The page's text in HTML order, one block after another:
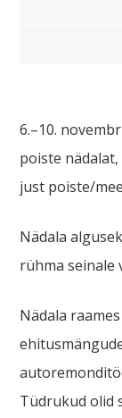
6.–10.
poiste
just poiste/
Nädala
rühma seinale
Nädala
Tüdrukud olid